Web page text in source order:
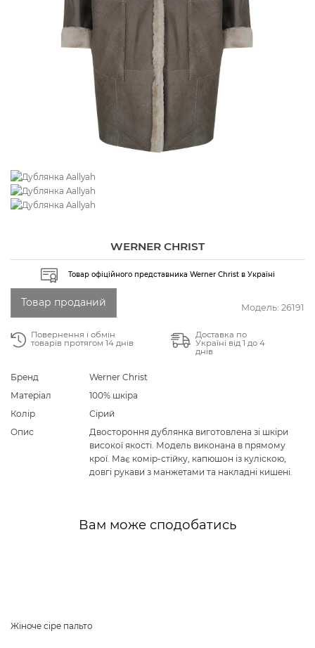
WERNER CHRIST
Товар офіційного представника Werner Christ в Україні
Модель: 26191
Товар проданий
Повернення і обмін
товарів протягом 14 днів
Доставка по
Україні від 1 до 4
днів
Бренд
Werner Christ
Матеріал
100% шкіра
Колір
Сірий
Опис
Двостороння дублянка виготовлена зі шкіри
високої якості. Модель виконана в прямому
крої. Має комір-стійку, капюшон із куліскою,
довгі рукави з манжетами та накладні кишені.
Вам може сподобатись
Жіноче сіре пальто